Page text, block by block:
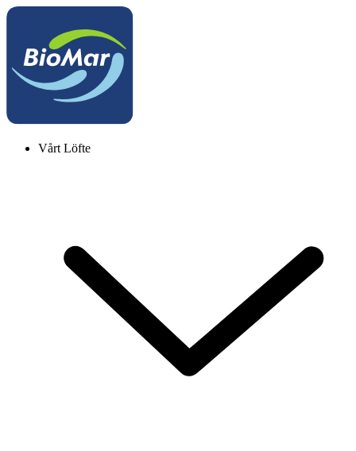
Vårt Löfte